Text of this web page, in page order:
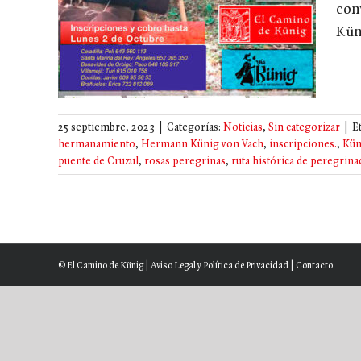
25 septiembre, 2023 Categorías: Noticias, Sin categorizar
hermanamiento, Hermann Künig von Vach, inscripciones.,
puente de Cruzul, rosas peregrinas, ruta histórica de
© El Camino de Künig | Aviso Legal y Política de Privacidad Contacto